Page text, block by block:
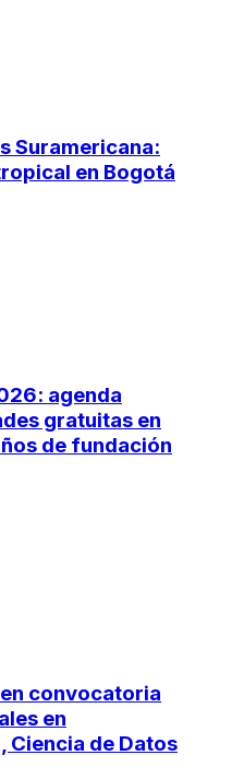
Suramericana:
en Bogotá
agenda
gratuitas en
de fundación
convocatoria
en
de Datos